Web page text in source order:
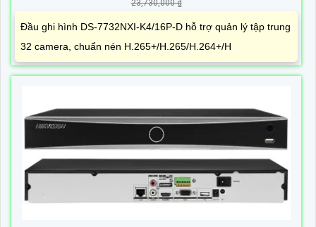
23,730,000 ₫
Đầu ghi hình DS-7732NXI-K4/16P-D hỗ trợ quản lý tập trung
32 camera, chuẩn nén H.265+/H.265/H.264+/H